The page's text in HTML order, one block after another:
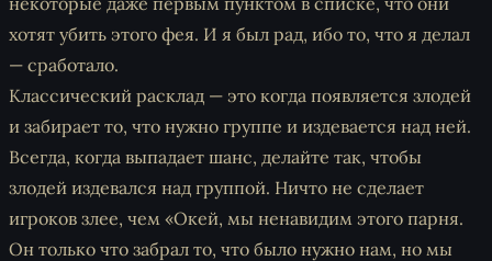
хотят убить этого фея. И я был рад, ибо то, что я делал
— сработало.
Классический расклад — это когда появляется злодей
и забирает то, что нужно группе и издевается над ней.
Всегда, когда выпадает шанс, делайте так, чтобы
злодей издевался над группой. Ничто не сделает
игроков злее, чем «Окей, мы ненавидим этого парня.
Он только что забрал то, что было нужно нам, но мы